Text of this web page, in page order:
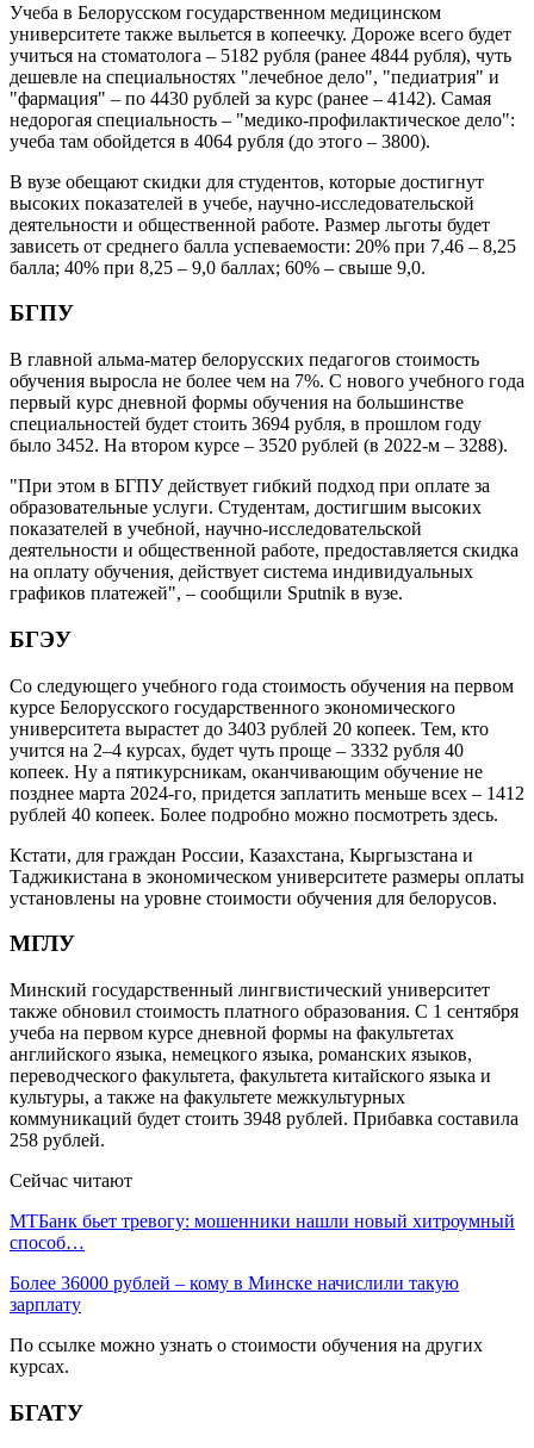
Учеба в Белорусском государственном медицинском
университете также выльется в копеечку. Дороже всего будет
учиться на стоматолога – 5182 рубля (ранее 4844 рубля), чуть
дешевле на специальностях "лечебное дело", "педиатрия" и
"фармация" – по 4430 рублей за курс (ранее – 4142). Самая
недорогая специальность – "медико-профилактическое дело":
учеба там обойдется в 4064 рубля (до этого – 3800).
В вузе обещают скидки для студентов, которые достигнут
высоких показателей в учебе, научно-исследовательской
деятельности и общественной работе. Размер льготы будет
зависеть от среднего балла успеваемости: 20% при 7,46 – 8,25
балла; 40% при 8,25 – 9,0 баллах; 60% – свыше 9,0.
БГПУ
В главной альма-матер белорусских педагогов стоимость
обучения выросла не более чем на 7%. С нового учебного года
первый курс дневной формы обучения на большинстве
специальностей будет стоить 3694 рубля, в прошлом году
было 3452. На втором курсе – 3520 рублей (в 2022-м – 3288).
"При этом в БГПУ действует гибкий подход при оплате за
образовательные услуги. Студентам, достигшим высоких
показателей в учебной, научно-исследовательской
деятельности и общественной работе, предоставляется скидка
на оплату обучения, действует система индивидуальных
графиков платежей", – сообщили Sputnik в вузе.
БГЭУ
Со следующего учебного года стоимость обучения на первом
курсе Белорусского государственного экономического
университета вырастет до 3403 рублей 20 копеек. Тем, кто
учится на 2–4 курсах, будет чуть проще – 3332 рубля 40
копеек. Ну а пятикурсникам, оканчивающим обучение не
позднее марта 2024-го, придется заплатить меньше всех – 1412
рублей 40 копеек. Более подробно можно посмотреть здесь.
Кстати, для граждан России, Казахстана, Кыргызстана и
Таджикистана в экономическом университете размеры оплаты
установлены на уровне стоимости обучения для белорусов.
МГЛУ
Минский государственный лингвистический университет
также обновил стоимость платного образования. С 1 сентября
учеба на первом курсе дневной формы на факультетах
английского языка, немецкого языка, романских языков,
переводческого факультета, факультета китайского языка и
культуры, а также на факультете межкультурных
коммуникаций будет стоить 3948 рублей. Прибавка составила
258 рублей.
Сейчас читают
МТБанк бьет тревогу: мошенники нашли новый хитроумный
способ…
Более 36000 рублей – кому в Минске начислили такую
зарплату
По ссылке можно узнать о стоимости обучения на других
курсах.
БГАТУ